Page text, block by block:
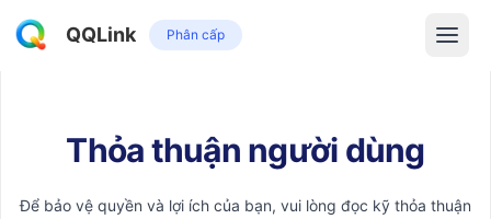
QQLink Phân cấp
Thỏa thuận người dùng
Để bảo vệ quyền và lợi ích của bạn, vui lòng đọc kỹ thỏa thuận